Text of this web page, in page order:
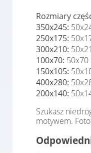
Rozmiary
350x245:
250x175:
300x210:
100x70: 50x70
150x105:
400x280:
200x140:
Szukasz
motywem.